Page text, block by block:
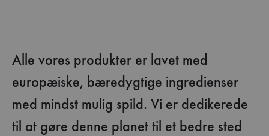
Alle vores produkter er lavet med
europæiske, bæredygtige ingredienser
med mindst mulig spild. Vi er dedikerede
til at gøre denne planet til et bedre sted